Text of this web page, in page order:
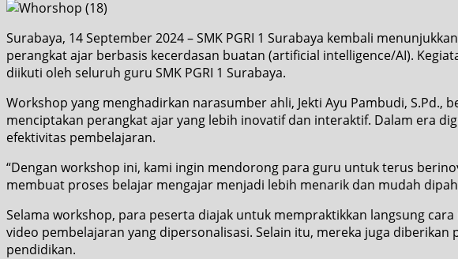
Surabaya, 14 September 2024 – SMK PGRI 1 Surabaya kembali
perangkat ajar berbasis kecerdasan buatan (artificial intelligence/AI).
diikuti oleh seluruh guru SMK PGRI 1 Surabaya.
Workshop yang menghadirkan narasumber ahli, Jekti Ayu Pambudi,
menciptakan perangkat ajar yang lebih inovatif dan interaktif. Dalam era
efektivitas pembelajaran.
“Dengan workshop ini, kami ingin mendorong para guru untuk terus
membuat proses belajar mengajar menjadi lebih menarik dan mudah
Selama workshop, para peserta diajak untuk mempraktikkan langsung
video pembelajaran yang dipersonalisasi. Selain itu, mereka juga
pendidikan.